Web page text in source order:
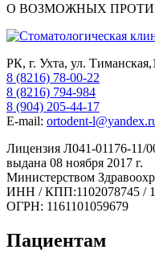
О ВОЗМОЖНЫХ
РК, г. Ухта, ул.
8 (8216) 78-00-22
8 (8216) 794-984
8 (904) 205-44-17
E-mail: ortodent-
Лицензия Л041-01176-11/
выдана 08 ноября 2017 г.
Министерством
ИНН / КПП:1102078745 /
ОГРН: 1161101059679
Пациентам